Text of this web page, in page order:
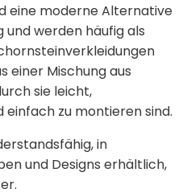
eine moderne Alternative
und werden häufig als
einer Mischung aus
sie leicht,
zu montieren sind.
in
und Designs erhältlich,